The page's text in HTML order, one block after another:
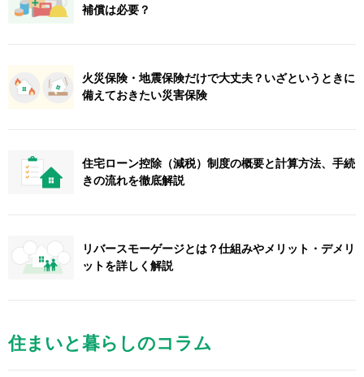
補償は必要？
火災保険・地震保険だけで大丈夫？いざというときに
備えておきたい災害保険
住宅ローン控除（減税）制度の概要と計算方法、手続
きの流れを徹底解説
リバースモーゲージとは？仕組みやメリット・デメリ
ットを詳しく解説
住まいと暮らしのコラム